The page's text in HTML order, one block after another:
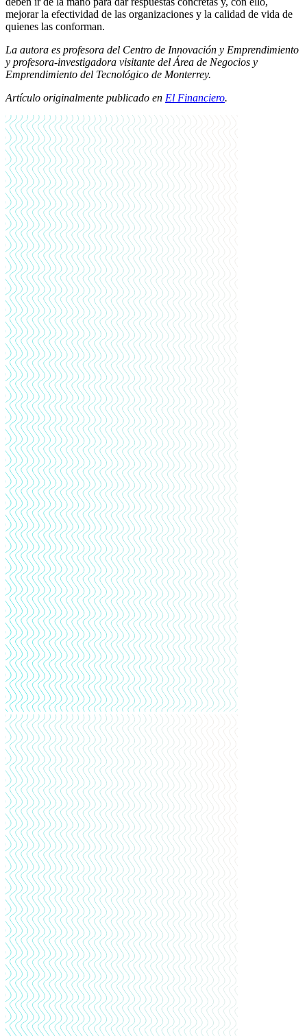
mejorar la efectividad de las organizaciones y la calidad de vida de
quienes las conforman.
La autora es profesora del Centro de Innovación y Emprendimiento
y profesora-investigadora visitante del Área de Negocios y
Emprendimiento del Tecnológico de Monterrey.
Artículo originalmente publicado en El Financiero.